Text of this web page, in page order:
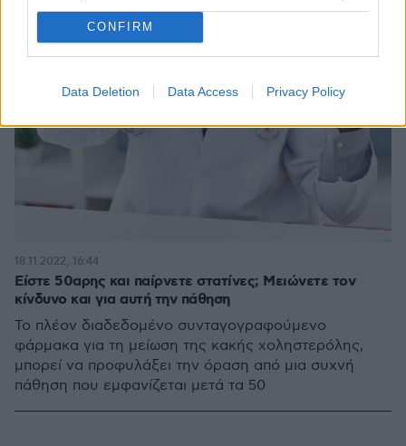
CONFIRM
Data Deletion Data Access Privacy Policy
Είστε 50αρης και παίρνετε στατίνες; Μειώνετε τον
κίνδυνο και για αυτή την πάθηση
Το πλέον διαδεδομένο συνταγογραφούμενο
φάρμακα για τη μείωση της κακής χοληστερόλης,
μπορεί να προφυλάξει την όραση από μια συχνή
πάθηση που εμφανίζεται μετά τα 50
18.11.2022, 16:44